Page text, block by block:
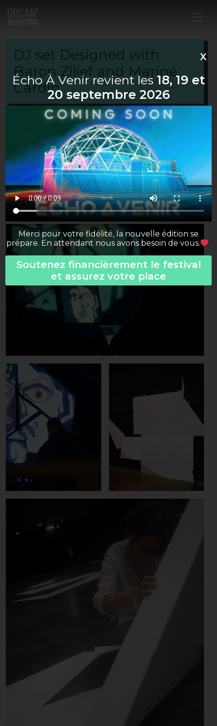
DJ set Designed with
Baron Zilief and Marine
Cardin
Organized on the parking lot of the Base Sous
Marine for the closing party of ECHO A VENIR,
Angoulême-based draftsman and writer Baron
Zilief was invited to project his drawings live via his
graphic palette on the scenographic installation of
Marine Cardin. The latter in turn took over the
controls of the video mapping projections at the
end of the evening to illuminate her structure
designed especially for the occasion.
Écho À Venir revient les 18, 19 et
20 septembre 2026
Merci pour votre fidélité, la nouvelle édition se
prépare. En attendant nous avons besoin de vous.
Soutenez financièrement le festival
et assurez votre place
X